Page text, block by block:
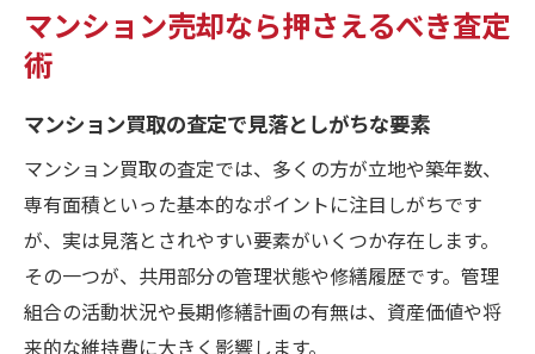
マンション売却なら押さえるべき査定
術
マンション買取の査定で見落としがちな要素
マンション買取の査定では、多くの方が立地や築年数、
専有面積といった基本的なポイントに注目しがちです
が、実は見落とされやすい要素がいくつか存在します。
その一つが、共用部分の管理状態や修繕履歴です。管理
組合の活動状況や長期修繕計画の有無は、資産価値や将
来的な維持費に大きく影響します。